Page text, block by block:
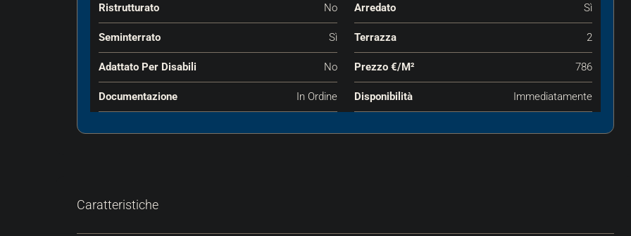
Ristrutturato No Arredato Sì
Seminterrato Sì Terrazza 2
Adattato Per Disabili No Prezzo €‎/m² 786
Documentazione In Ordine Disponibilità Immediatamente
Caratteristiche